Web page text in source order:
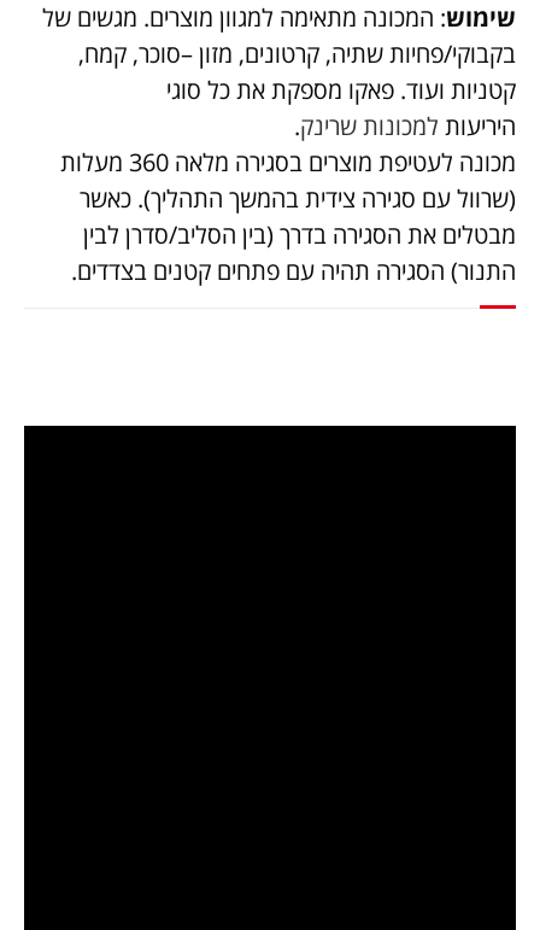
שימוש: המכונה מתאימה למגוון מוצרים. מגשים של
בקבוקי/פחיות שתיה, קרטונים, מזון –סוכר, קמח,
קטניות ועוד. פאקו מספקת את כל סוגי
היריעות למכונות שרינק.
מכונה לעטיפת מוצרים בסגירה מלאה 360 מעלות
(שרוול עם סגירה צידית בהמשך התהליך). כאשר
מבטלים את הסגירה בדרך (בין הסליב/סדרן לבין
התנור) הסגירה תהיה עם פתחים קטנים בצדדים.